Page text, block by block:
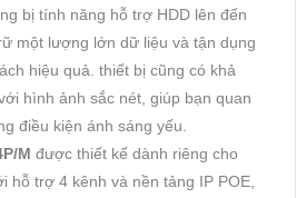
bị tính năng hỗ trợ HDD lên đến
một lượng lớn dữ liệu và tận dụng
hiệu quả. thiết bị cũng có khả
hình ảnh sắc nét, giúp bạn quan
điều kiện ánh sáng yếu.
M được thiết kế dành riêng cho
hỗ trợ 4 kênh và nền tảng IP POE,